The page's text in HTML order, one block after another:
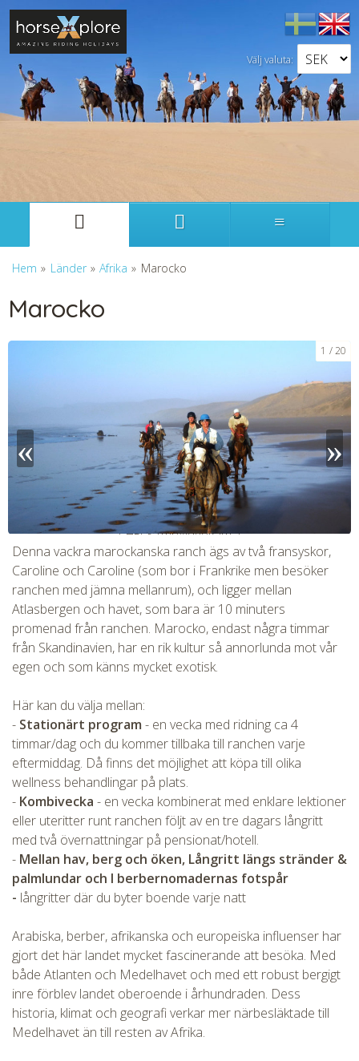
SvenskaEnglish
Välj valuta:
Hem » Länder » Afrika » Marocko
Marocko
CHECK tmpVideoPath=!
CHECK tmpVideoPath=!
1 20
Denna vackra marockanska ranch ägs av två fransyskor,
Caroline och Caroline (som bor i Frankrike men besöker
ranchen med jämna mellanrum), och ligger mellan
Atlasbergen och havet, som bara är 10 minuters
promenad från ranchen. Marocko, endast några timmar
från Skandinavien, har en rik kultur så annorlunda mot vår
egen och som känns mycket exotisk.
Här kan du välja mellan:
- Stationärt program - en vecka med ridning ca 4
timmar/dag och du kommer tillbaka till ranchen varje
eftermiddag. Då finns det möjlighet att köpa till olika
wellness behandlingar på plats.
- Kombivecka - en vecka kombinerat med enklare lektioner
eller uteritter runt ranchen följt av en tre dagars långritt
med två övernattningar på pensionat/hotell.
- Mellan hav, berg och öken, Långritt längs stränder &
palmlundar och I berbernomadernas fotspår
- långritter där du byter boende varje natt
Arabiska, berber, afrikanska och europeiska influenser har
gjort det här landet mycket fascinerande att besöka. Med
både Atlanten och Medelhavet och med ett robust bergigt
inre förblev landet oberoende i århundraden. Dess
historia, klimat och geografi verkar mer närbesläktade till
Medelhavet än till resten av Afrika.